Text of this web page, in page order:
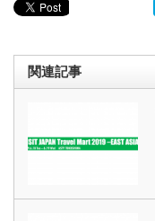
関連記事